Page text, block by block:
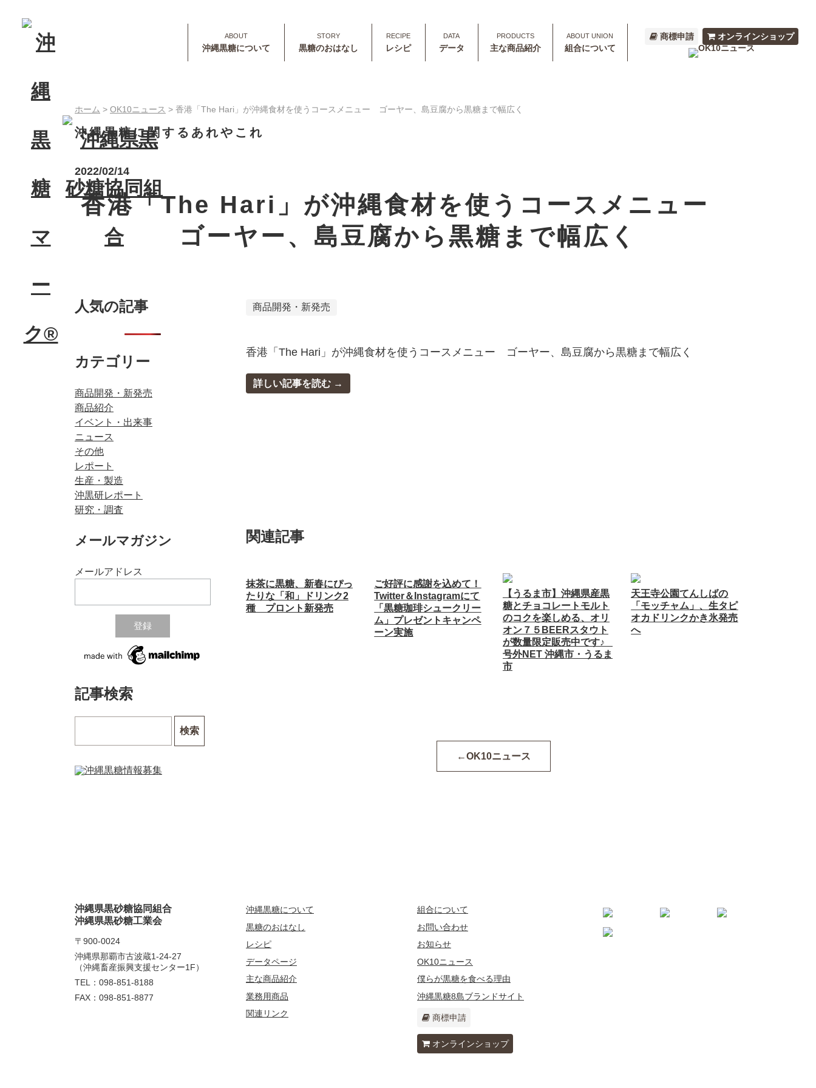
沖縄黒糖について 黒糖のおはなし レシピ データ 主な商品紹介 組合について
商標申請 オンラインショップ
ホーム > OK10ニュース > 香港「The Hari」が沖縄食材を使うコースメニュー ゴーヤー、島豆腐から黒糖まで幅広く
沖縄黒糖に関するあれやこれ
2022/02/14
香港「The Hari」が沖縄食材を使うコースメニュー
ゴーヤー、島豆腐から黒糖まで幅広く
商品開発・新発売
香港「The Hari」が沖縄食材を使うコースメニュー ゴーヤー、島豆腐から黒糖まで幅広く
詳しい記事を読む
関連記事
抹茶に黒糖、新春にぴっ
たりな「和」ドリンク2
種 プロント新発売
ご好評に感謝を込めて！
Twitter＆Instagramにて
「黒糖珈琲シュークリー
ム」プレゼントキャンペ
ーン実施
【うるま市】沖縄県産黒
糖とチョコレートモルト
のコクを楽しめる、オリ
オン７５BEERスタウト
が数量限定販売中です♪ _
号外NET 沖縄市・うるま
市
天王寺公園てんしばの
「モッチャム」、生タピ
オカドリンクかき氷発売
へ
OK10ニュース
人気の記事
カテゴリー
商品開発・新発売
商品紹介
イベント・出来事
ニュース
その他
レポート
生産・製造
沖黒研レポート
研究・調査
メールマガジン
メールアドレス
記事検索
検索
沖縄黒糖について
黒糖のおはなし
レシピ
データページ
主な商品紹介
業務用商品
関連リンク
組合について
お問い合わせ
お知らせ
OK10ニュース
僕らが黒糖を食べる理由
沖縄黒糖8島ブランドサイト
商標申請
オンラインショップ
沖縄県黒砂糖協同組合
沖縄県黒砂糖工業会
〒900-0024
沖縄県那覇市古波蔵1-24-27
（沖縄畜産振興支援センター1F）
TEL：098-851-8188
FAX：098-851-8877